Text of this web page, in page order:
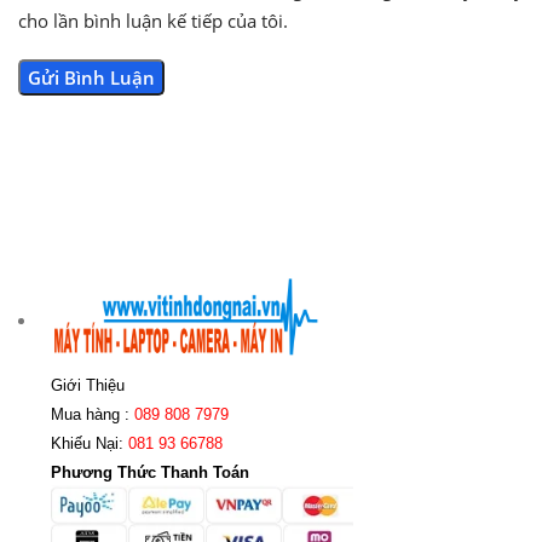
cho lần bình luận kế tiếp của tôi.
Giới Thiệu
Mua hàng : 089 808 7979
Khiếu Nại: 081 93 66788
Phương Thức Thanh Toán